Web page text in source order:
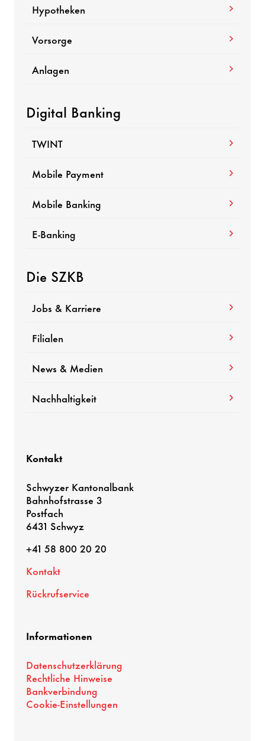
Hypotheken
Vorsorge
Anlagen
Digital Banking
TWINT
Mobile Payment
Mobile Banking
E-Banking
Die SZKB
Jobs & Karriere
Filialen
News & Medien
Nachhaltigkeit
Kontakt
Schwyzer Kantonalbank
Bahnhofstrasse 3
Postfach
6431 Schwyz
+41 58 800 20 20
Kontakt
Rückrufservice
Informationen
Datenschutzerklärung
Rechtliche Hinweise
Bankverbindung
Cookie-Einstellungen